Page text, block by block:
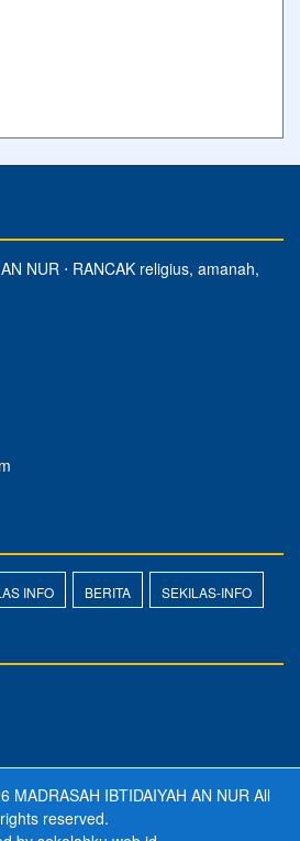
NUR ⋅ RANCAK religius, amanah,
INFO BERITA SEKILAS-INFO
MADRASAH IBTIDAIYAH AN NURAll
rights reserved.